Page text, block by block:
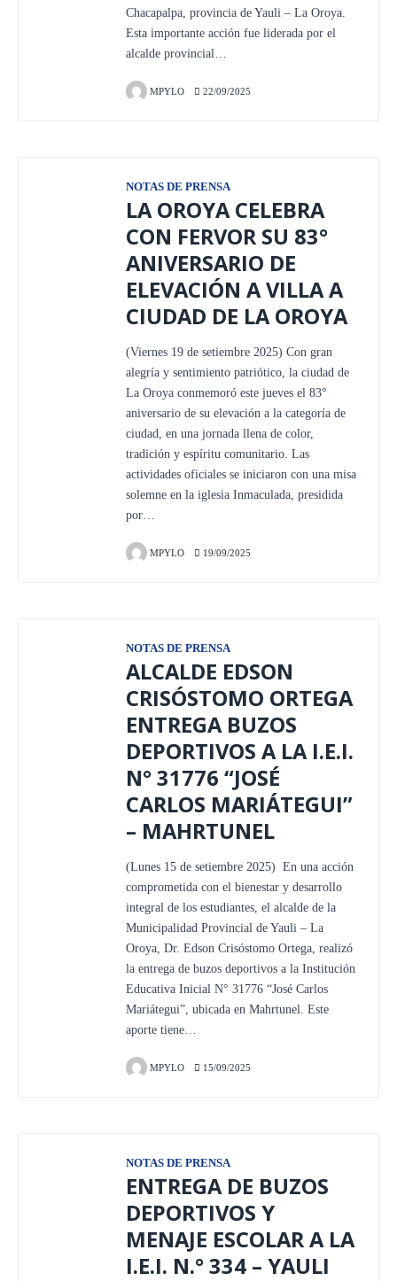
Chacapalpa, provincia de Yauli – La Oroya.
Esta importante acción fue liderada por el
alcalde provincial…
MPYLO 22/09/2025
NOTAS DE PRENSA
LA OROYA CELEBRA
CON FERVOR SU 83°
ANIVERSARIO DE
ELEVACIÓN A VILLA A
CIUDAD DE LA OROYA
(Viernes 19 de setiembre 2025) Con gran
alegría y sentimiento patriótico, la ciudad de
La Oroya conmemoró este jueves el 83°
aniversario de su elevación a la categoría de
ciudad, en una jornada llena de color,
tradición y espíritu comunitario. Las
actividades oficiales se iniciaron con una misa
solemne en la iglesia Inmaculada, presidida
por…
MPYLO 19/09/2025
NOTAS DE PRENSA
ALCALDE EDSON
CRISÓSTOMO ORTEGA
ENTREGA BUZOS
DEPORTIVOS A LA I.E.I.
N° 31776 “JOSÉ
CARLOS MARIÁTEGUI”
– MAHRTUNEL
(Lunes 15 de setiembre 2025) En una acción
comprometida con el bienestar y desarrollo
integral de los estudiantes, el alcalde de la
Municipalidad Provincial de Yauli – La
Oroya, Dr. Edson Crisóstomo Ortega, realizó
la entrega de buzos deportivos a la Institución
Educativa Inicial N° 31776 “José Carlos
Mariátegui”, ubicada en Mahrtunel. Este
aporte tiene…
MPYLO 15/09/2025
NOTAS DE PRENSA
ENTREGA DE BUZOS
DEPORTIVOS Y
MENAJE ESCOLAR A LA
I.E.I. N.° 334 – YAULI